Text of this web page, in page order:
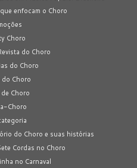
enfocam o Choro
Choro
do Choro
do Choro
do Choro
Choro
Choro
do Choro e suas histórias
Cordas no Choro
no Carnaval